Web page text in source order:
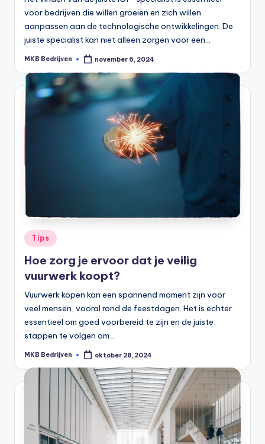
voor bedrijven die willen groeien en zich willen
aanpassen aan de technologische ontwikkelingen. De
juiste specialist kan niet alleen zorgen voor een…
MKB Bedrijven november 6, 2024
Tips
Hoe zorg je ervoor dat je veilig
vuurwerk koopt?
Vuurwerk kopen kan een spannend moment zijn voor
veel mensen, vooral rond de feestdagen. Het is echter
essentieel om goed voorbereid te zijn en de juiste
stappen te volgen om…
MKB Bedrijven oktober 28, 2024